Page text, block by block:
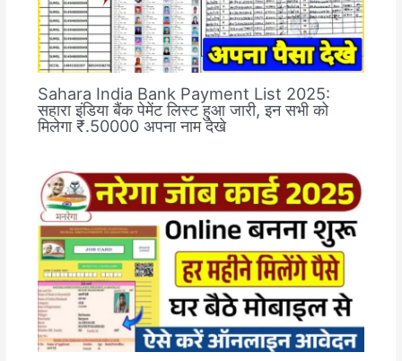
Sahara India Bank Payment List 2025:
सहारा इंडिया बैंक पेमेंट लिस्ट हुआ जारी, इन सभी को
मिलेगा ₹.50000 अपना नाम देखे